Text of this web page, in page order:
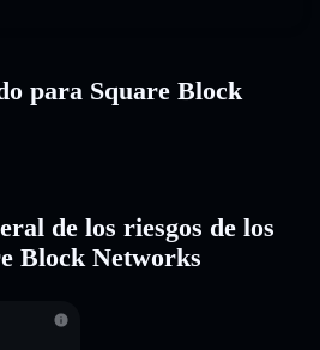
para Square Block
de los riesgos de los
Block Networks